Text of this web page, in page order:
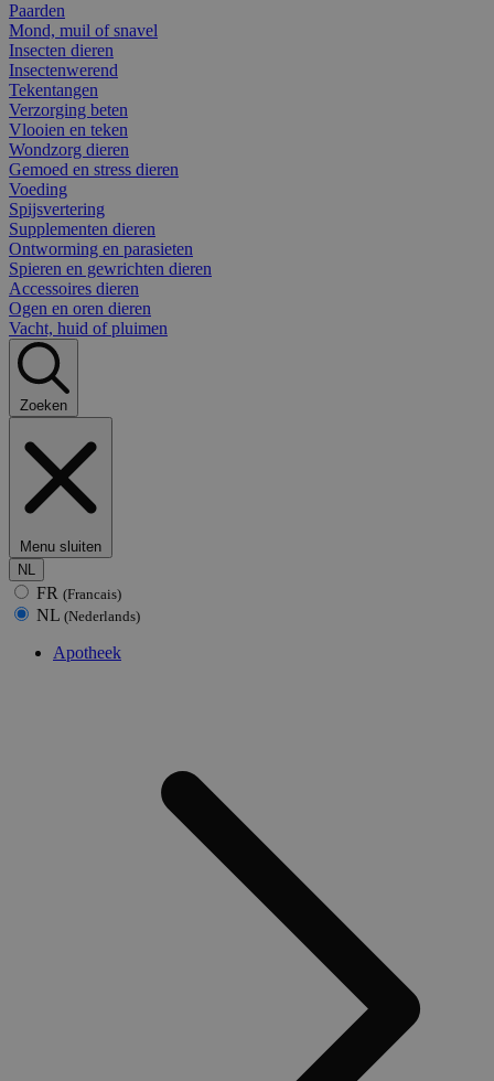
Paarden
Mond, muil of snavel
Insecten dieren
Insectenwerend
Tekentangen
Verzorging beten
Vlooien en teken
Wondzorg dieren
Gemoed en stress dieren
Voeding
Spijsvertering
Supplementen dieren
Ontworming en parasieten
Spieren en gewrichten dieren
Accessoires dieren
Ogen en oren dieren
Vacht, huid of pluimen
Zoeken
Menu sluiten
NL
FR (Francais)
NL (Nederlands)
Apotheek